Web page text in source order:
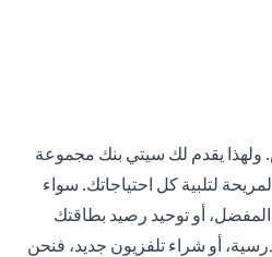
ولهذا يقدم لك سيتي بنك مجموعة
لتلبية كل احتياجاتك. سواء
أو توحيد رصيد بطاقتك
أو شراء تلفزيون جديد، فنحن